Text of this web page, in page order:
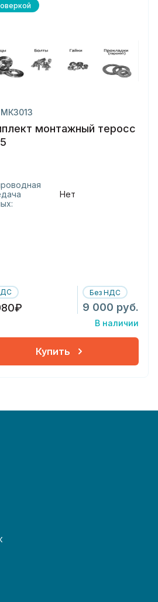
монтажный теросс
Нет
Без НДС
9 000 руб.
В наличии
Купить